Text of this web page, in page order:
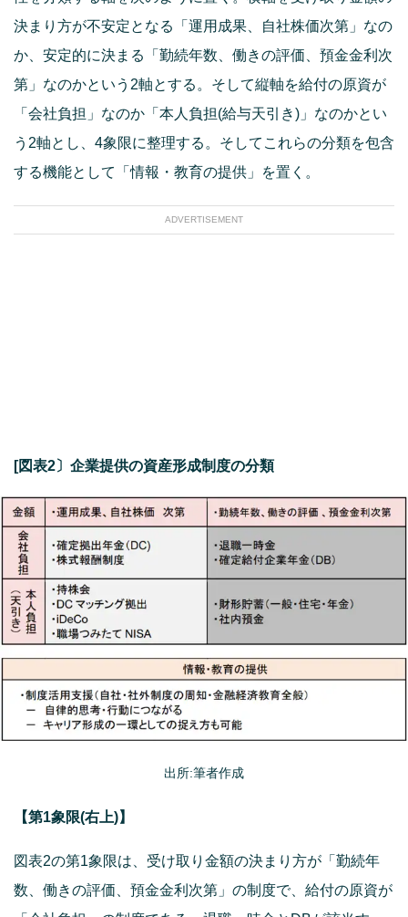
決まり方が不安定となる「運用成果、自社株価次第」なの
か、安定的に決まる「勤続年数、働きの評価、預金金利次
第」なのかという2軸とする。そして縦軸を給付の原資が
「会社負担」なのか「本人負担(給与天引き)」なのかとい
う2軸とし、4象限に整理する。そしてこれらの分類を包含
する機能として「情報・教育の提供」を置く。
ADVERTISEMENT
[図表2〕企業提供の資産形成制度の分類
出所:筆者作成
【第1象限(右上)】
図表2の第1象限は、受け取り金額の決まり方が「勤続年
数、働きの評価、預金金利次第」の制度で、給付の原資が